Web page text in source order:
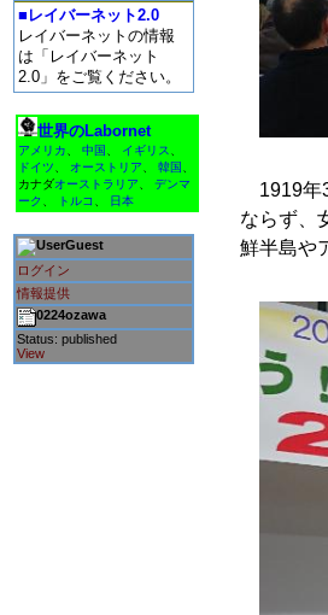
■レイバーネット2.0
レイバーネットの情報
は「レイバーネット
2.0」をご覧ください。
世界のLabornet
アメリカ 中国 イギリス
ドイツ
オーストリア 韓国
カナダオーストラリア
デンマ
ーク
トルコ 日本
Guest
ログイン
情報提供
0224ozawa
Status: published
View
1919年
ならず、
鮮半島や